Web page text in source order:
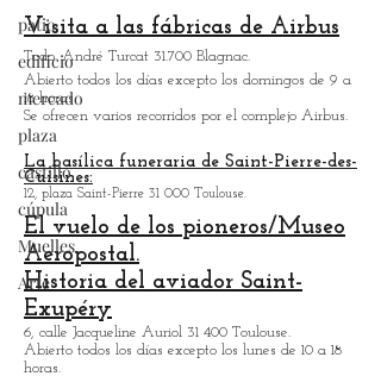
patio
edificio
mercado
plaza
castillo
cúpula
Muelles
Arte
civil
Tolosa. Se exhiben muchos aviones.
Abierto todos los días de 9:30 a 18:00 horas.
Visita a las fábricas de Airbus
Todo. André Turcat 31.700 Blagnac.
Abierto todos los días excepto los domingos de 9 a
18 horas.
Se ofrecen varios recorridos por el complejo Airbus.
La basílica funeraria de Saint-Pierre-des-
Cuisines:
12, plaza Saint-Pierre 31 000 Toulouse.
El vuelo de los pioneros/Museo
Aeropostal.
Historia del aviador Saint-
Exupéry